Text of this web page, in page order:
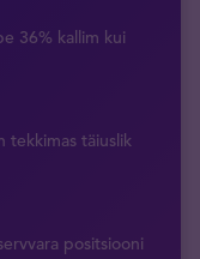
36% kallim kui
tekkimas täiuslik
positsiooni